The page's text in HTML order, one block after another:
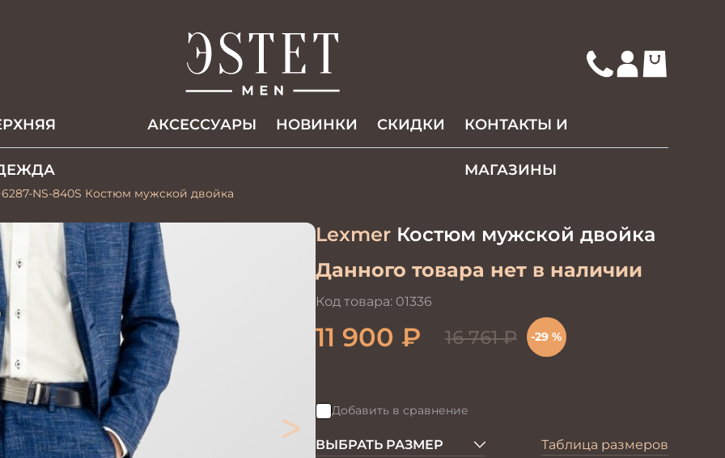
АКCЕССУАРЫ НОВИНКИ СКИДКИ КОНТАКТЫ И
МАГАЗИНЫ
6287-NS-840S Костюм мужской двойка
>
LexmerКостюм мужской двойка
Данного товара нет в наличии
Код товара: 01336
11 900 ₽ 16 761₽ -29 %
Добавить в сравнение
ВЫБРАТЬ РАЗМЕР Таблица размеров